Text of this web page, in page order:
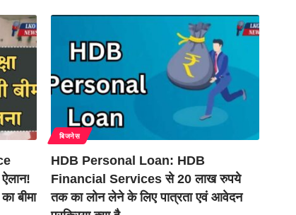
बीमा
बिजनेस
HDB Personal Loan: HDB
Financial Services से 20 लाख रुपये
तक का लोन लेने के लिए पात्रता एवं आवेदन